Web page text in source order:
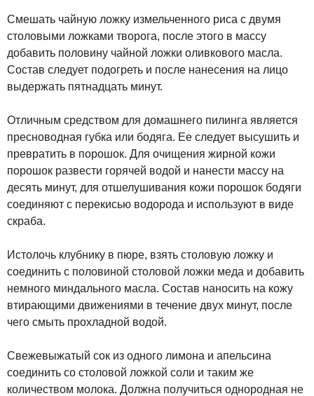
Смешать чайную ложку измельченного риса с двумя
столовыми ложками творога, после этого в массу
добавить половину чайной ложки оливкового масла.
Состав следует подогреть и после нанесения на лицо
выдержать пятнадцать минут.
Отличным средством для домашнего пилинга является
пресноводная губка или бодяга. Ее следует высушить и
превратить в порошок. Для очищения жирной кожи
порошок развести горячей водой и нанести массу на
десять минут, для отшелушивания кожи порошок бодяги
соединяют с перекисью водорода и используют в виде
скраба.
Истолочь клубнику в пюре, взять столовую ложку и
соединить с половиной столовой ложки меда и добавить
немного миндального масла. Состав наносить на кожу
втирающими движениями в течение двух минут, после
чего смыть прохладной водой.
Свежевыжатый сок из одного лимона и апельсина
соединить со столовой ложкой соли и таким же
количеством молока. Должна получиться однородная не